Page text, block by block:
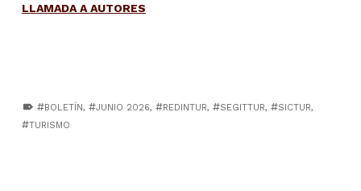
LLAMADA A AUTORES
BOLETÍN, JUNIO 2026, REDINTUR, SEGITTUR, SICTUR,
TURISMO